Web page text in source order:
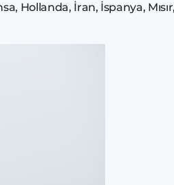
Hollanda, İran, İspanya,